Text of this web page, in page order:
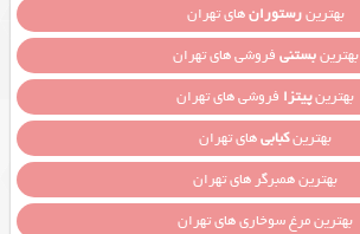
بهترینرستورانهای تهران
بهترینبستنی فروشی های تهران
بهترینپیتزا فروشی های تهران
بهترینکبابیهای تهران
بهترین همبرگر های تهران
بهترین مرغ سوخاری های تهران